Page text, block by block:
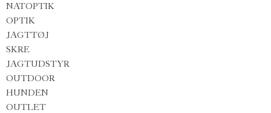
NATOPTIK
OPTIK
JAGTTØJ
SKRE
JAGTUDSTYR
OUTDOOR
HUNDEN
OUTLET